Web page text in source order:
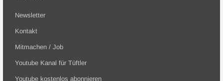
Newsletter
Kontakt
Mitmachen / Job
Youtube Kanal für Tüftler
Youtube kostenlos abonnieren